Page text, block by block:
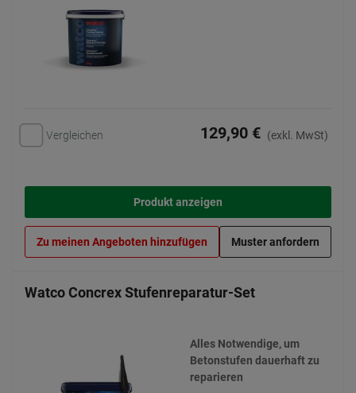
Vergleichen 129,90 € (exkl. MwSt)
Produkt anzeigen
Zu meinen Angeboten hinzufügen Muster anfordern
Watco Concrex Stufenreparatur-Set
Alles Notwendige, um
Betonstufen dauerhaft zu
reparieren